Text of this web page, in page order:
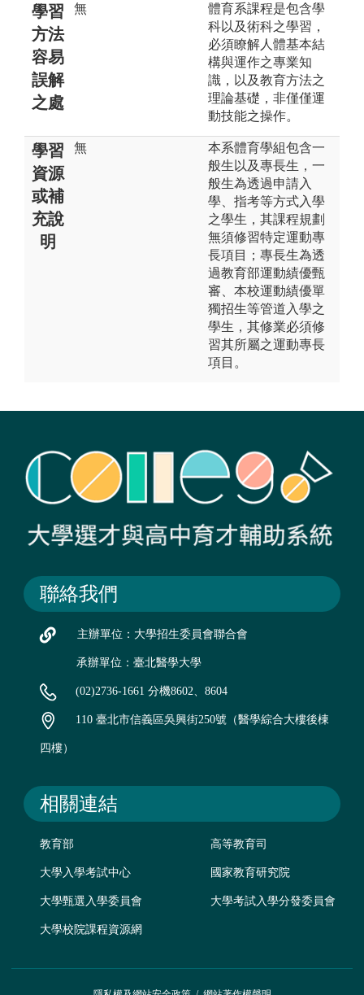
學習
方法
容易
誤解
之處
無
體育系課程是包含學
科以及術科之學習，
必須瞭解人體基本結
構與運作之專業知
識，以及教育方法之
理論基礎，非僅僅運
動技能之操作。
學習
資源
或補
充說
明
無
本系體育學組包含一
般生以及專長生，一
般生為透過申請入
學、指考等方式入學
之學生，其課程規劃
無須修習特定運動專
長項目；專長生為透
過教育部運動績優甄
審、本校運動績優單
獨招生等管道入學之
學生，其修業必須修
習其所屬之運動專長
項目。
聯絡我們
主辦單位：大學招生委員會聯合會
承辦單位：臺北醫學大學
(02)2736-1661 分機8602、8604
110 臺北市信義區吳興街250號（醫學綜合大樓後棟
四樓）
相關連結
教育部 高等教育司
大學入學考試中心 國家教育研究院
大學甄選入學委員會 大學考試入學分發委員會
大學校院課程資源網